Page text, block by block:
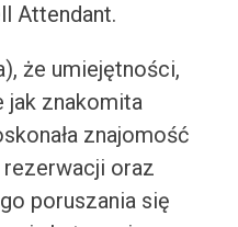
Attendant.
że umiejętności,
jak znakomita
znajomość
oraz
poruszania się